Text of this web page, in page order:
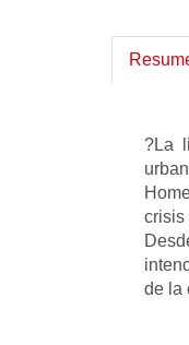
?La
crisis
de la